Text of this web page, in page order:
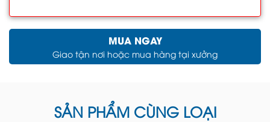
MUA NGAY
Giao tận nơi hoặc mua hàng tại xưởng
SẢN PHẨM CÙNG LOẠI